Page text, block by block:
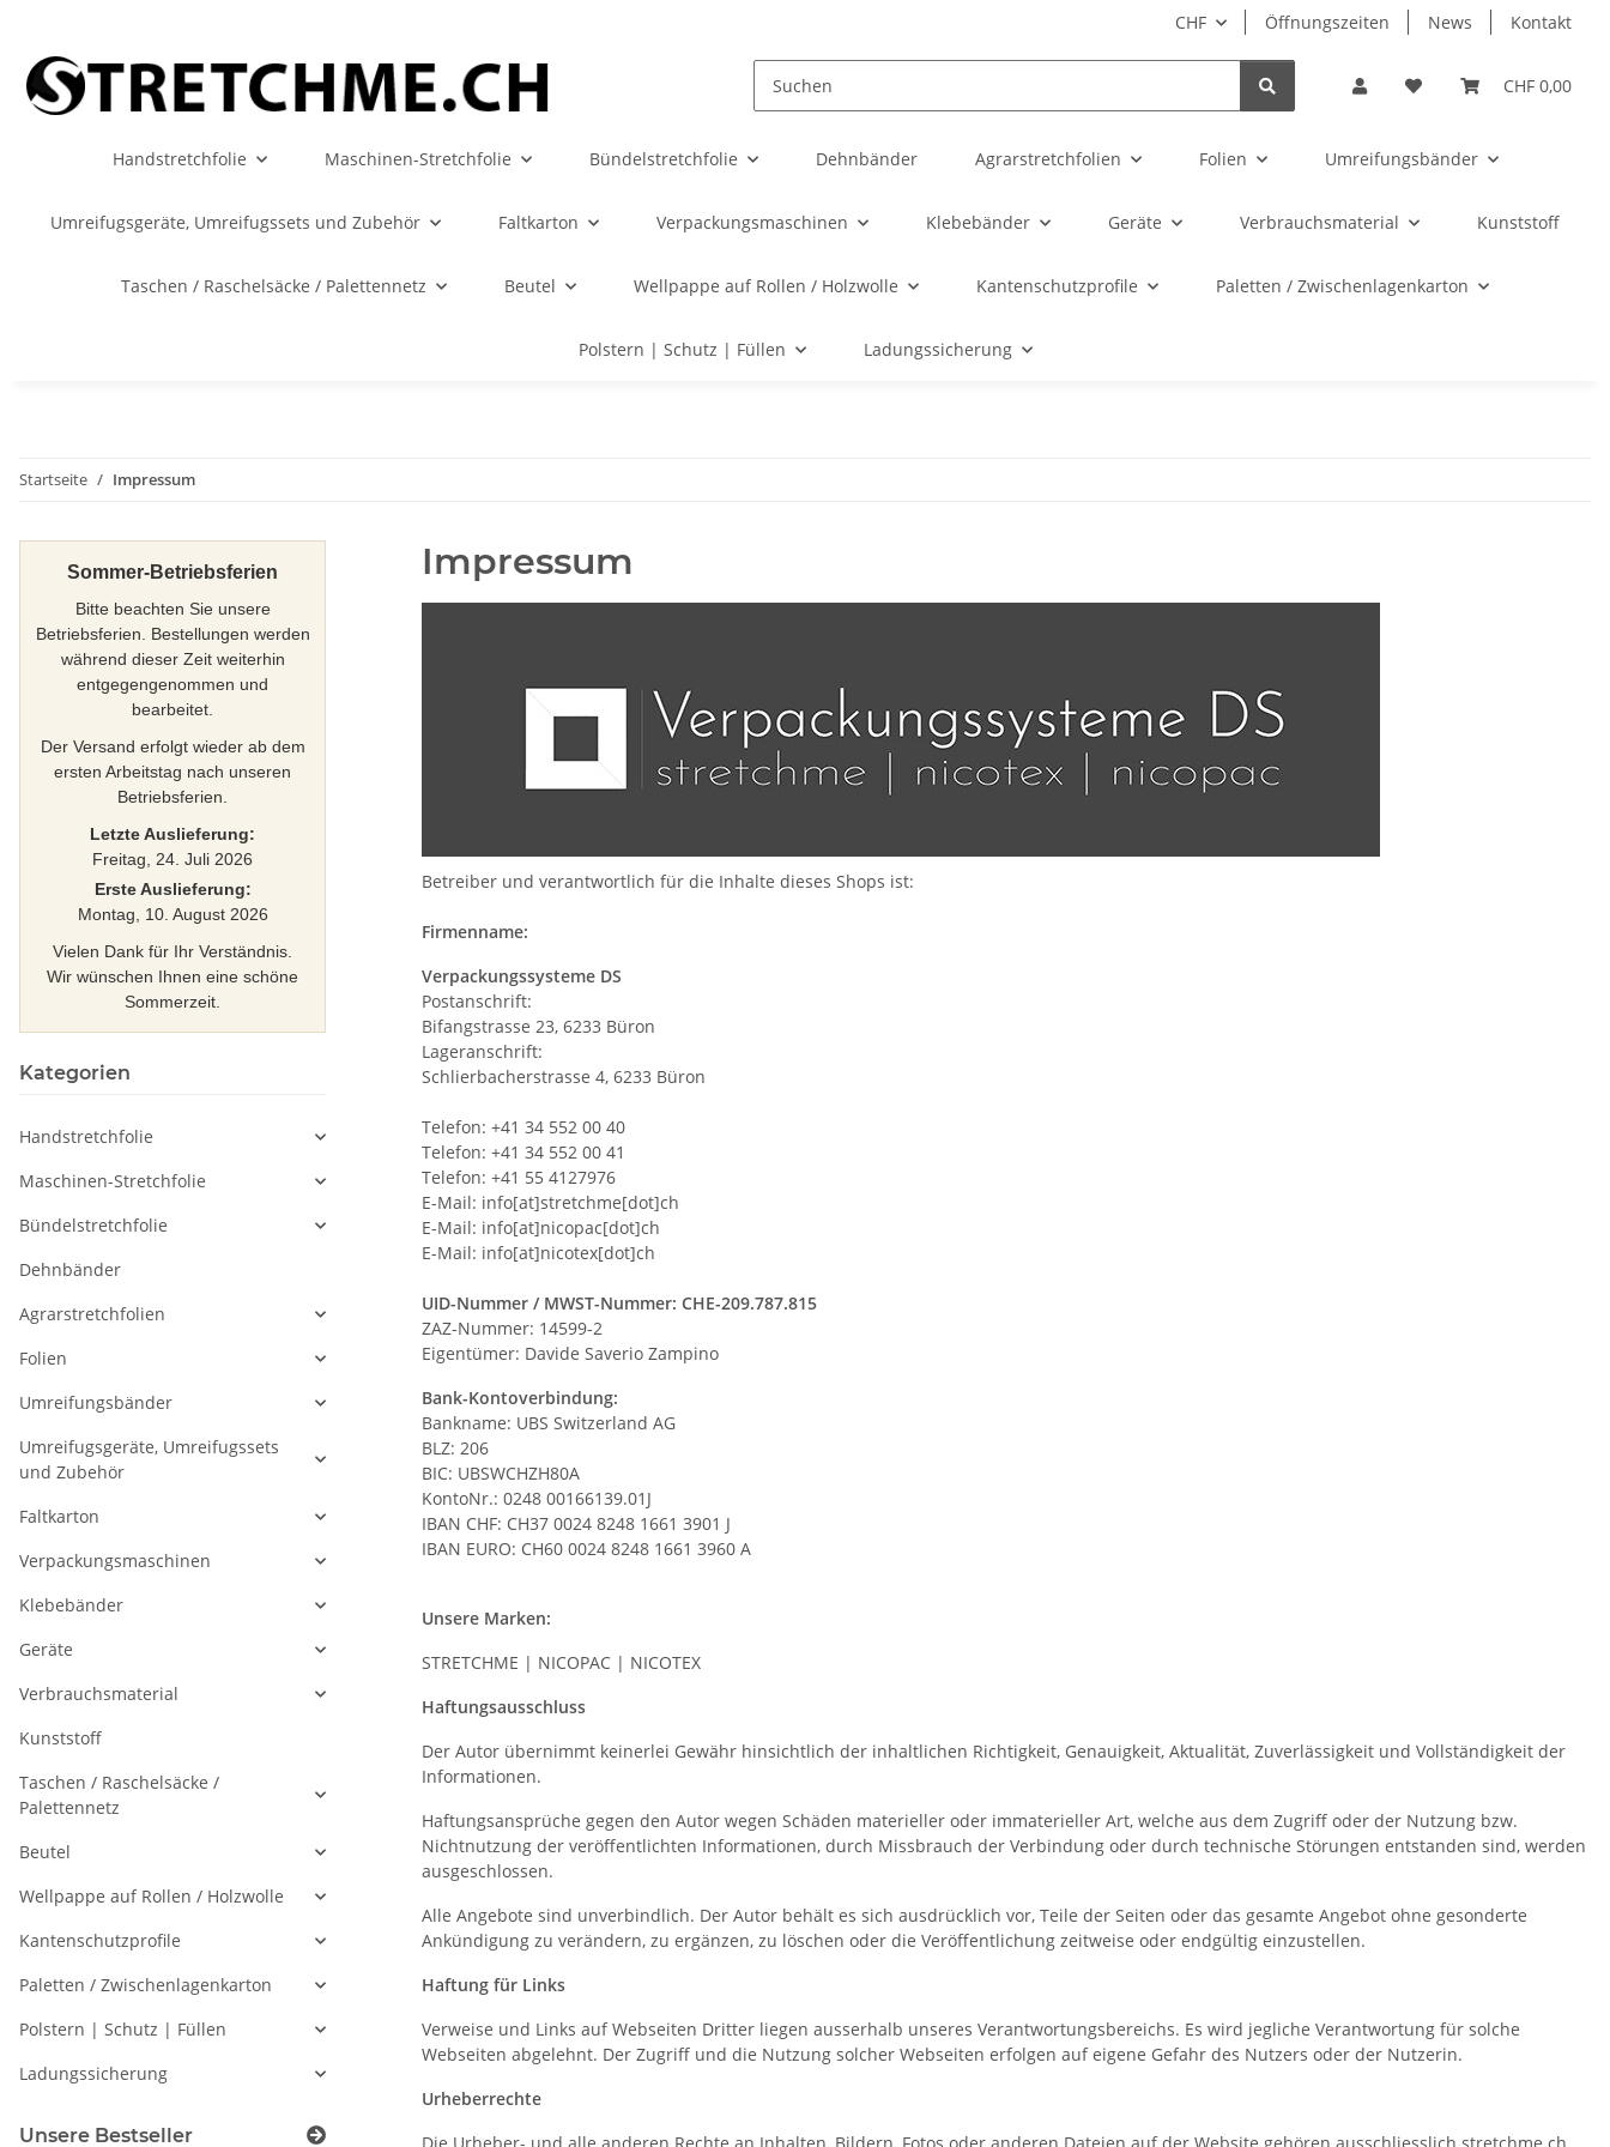
CHF Öffnungszeiten News Kontakt
CHF 0,00
Handstretchfolie Maschinen-Stretchfolie Bündelstretchfolie Dehnbänder Agrarstretchfolien Folien Umreifungsbänder
Umreifugsgeräte, Umreifugssets und Zubehör Faltkarton Verpackungsmaschinen Klebebänder Geräte Verbrauchsmaterial Kunststoff
Taschen / Raschelsäcke / Palettennetz Beutel Wellpappe auf Rollen / Holzwolle Kantenschutzprofile Paletten / Zwischenlagenkarton
Polstern | Schutz | Füllen Ladungssicherung
Startseite Impressum
Impressum
Betreiber und verantwortlich für die Inhalte dieses Shops ist:
Firmenname:
Verpackungssysteme DS
Postanschrift:
Bifangstrasse 23, 6233 Büron
Lageranschrift:
Schlierbacherstrasse 4, 6233 Büron
Telefon: +41 34 552 00 40
Telefon: +41 34 552 00 41
Telefon: +41 55 4127976
E-Mail: info[at]stretchme[dot]ch
E-Mail: info[at]nicopac[dot]ch
E-Mail: info[at]nicotex[dot]ch
UID-Nummer / MWST-Nummer: CHE-209.787.815
ZAZ-Nummer: 14599-2
Eigentümer: Davide Saverio Zampino
Bank-Kontoverbindung:
Bankname: UBS Switzerland AG
BLZ: 206
BIC: UBSWCHZH80A
KontoNr.: 0248 00166139.01J
IBAN CHF: CH37 0024 8248 1661 3901 J
IBAN EURO: CH60 0024 8248 1661 3960 A
Unsere Marken:
STRETCHME | NICOPAC | NICOTEX
Haftungsausschluss
Der Autor übernimmt keinerlei Gewähr hinsichtlich der inhaltlichen Richtigkeit, Genauigkeit, Aktualität, Zuverlässigkeit und Vollständigkeit der
Informationen.
Haftungsansprüche gegen den Autor wegen Schäden materieller oder immaterieller Art, welche aus dem Zugriff oder der Nutzung bzw.
Nichtnutzung der veröffentlichten Informationen, durch Missbrauch der Verbindung oder durch technische Störungen entstanden sind, werden
ausgeschlossen.
Alle Angebote sind unverbindlich. Der Autor behält es sich ausdrücklich vor, Teile der Seiten oder das gesamte Angebot ohne gesonderte
Ankündigung zu verändern, zu ergänzen, zu löschen oder die Veröffentlichung zeitweise oder endgültig einzustellen.
Haftung für Links
Verweise und Links auf Webseiten Dritter liegen ausserhalb unseres Verantwortungsbereichs. Es wird jegliche Verantwortung für solche
Webseiten abgelehnt. Der Zugriff und die Nutzung solcher Webseiten erfolgen auf eigene Gefahr des Nutzers oder der Nutzerin.
Urheberrechte
Sommer-Betriebsferien
Bitte beachten Sie unsere
Betriebsferien. Bestellungen werden
während dieser Zeit weiterhin
entgegengenommen und
bearbeitet.
Der Versand erfolgt wieder ab dem
ersten Arbeitstag nach unseren
Betriebsferien.
Letzte Auslieferung:
Freitag, 24. Juli 2026
Erste Auslieferung:
Montag, 10. August 2026
Vielen Dank für Ihr Verständnis.
Wir wünschen Ihnen eine schöne
Sommerzeit.
Kategorien
Handstretchfolie
Maschinen-Stretchfolie
Bündelstretchfolie
Dehnbänder
Agrarstretchfolien
Folien
Umreifungsbänder
Umreifugsgeräte, Umreifugssets
und Zubehör
Faltkarton
Verpackungsmaschinen
Klebebänder
Geräte
Verbrauchsmaterial
Kunststoff
Taschen / Raschelsäcke /
Palettennetz
Beutel
Wellpappe auf Rollen / Holzwolle
Kantenschutzprofile
Paletten / Zwischenlagenkarton
Polstern | Schutz | Füllen
Ladungssicherung
Unsere Bestseller